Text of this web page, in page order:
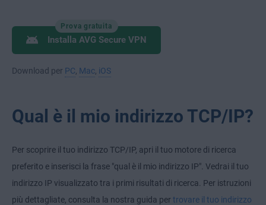
Prova gratuita
Installa AVG Secure VPN
Download per PC, Mac, iOS
Qual è il mio indirizzo TCP/IP?
Per scoprire il tuo indirizzo TCP/IP, apri il tuo motore di ricerca
preferito e inserisci la frase "qual è il mio indirizzo IP". Vedrai il tuo
indirizzo IP visualizzato tra i primi risultati di ricerca. Per istruzioni
più dettagliate, consulta la nostra guida per trovare il tuo indirizzo